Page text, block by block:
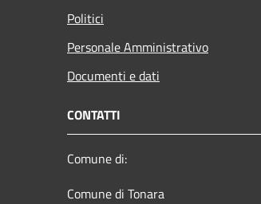
Politici
Personale Amministrativo
Documenti e dati
CONTATTI
Comune di:
Comune di Tonara